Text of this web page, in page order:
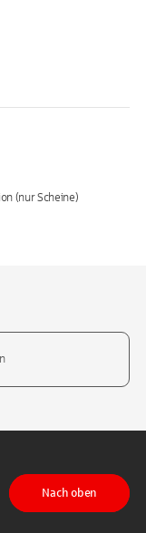
(nur Scheine)
LinkedIn
Nach oben